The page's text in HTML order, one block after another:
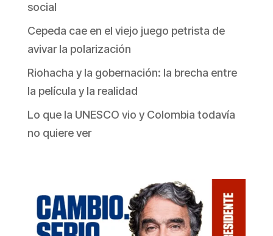
social
Cepeda cae en el viejo juego petrista de
avivar la polarización
Riohacha y la gobernación: la brecha entre
la película y la realidad
Lo que la UNESCO vio y Colombia todavía
no quiere ver